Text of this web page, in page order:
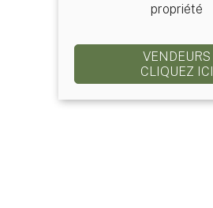
propriété
VENDEURS
CLIQUEZ ICI